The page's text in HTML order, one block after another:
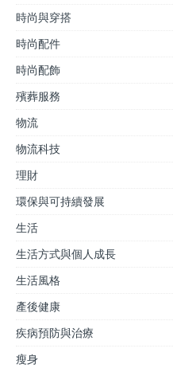
時尚與穿搭
時尚配件
時尚配飾
殯葬服務
物流
物流科技
理財
環保與可持續發展
生活
生活方式與個人成長
生活風格
產後健康
疾病預防與治療
瘦身